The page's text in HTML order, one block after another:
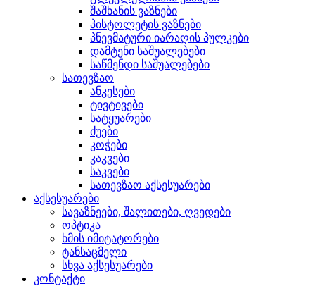
შაშხანის ვაზნები
პისტოლეტის ვაზნები
პნევმატური იარაღის პულკები
დამტენი საშუალებები
საწმენდი საშუალებები
სათევზაო
ანკესები
ტივტივები
სატყუარები
ძუები
კოჭები
კაკვები
საკვები
სათევზაო აქსესუარები
აქსესუარები
სავაზნეები, შალითები, ღვედები
ოპტიკა
ხმის იმიტატორები
ტანსაცმელი
სხვა აქსესუარები
კონტაქტი